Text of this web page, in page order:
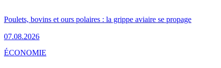
Poulets, bovins et ours polaires : la grippe aviaire se propage
07.08.2026
ÉCONOMIE